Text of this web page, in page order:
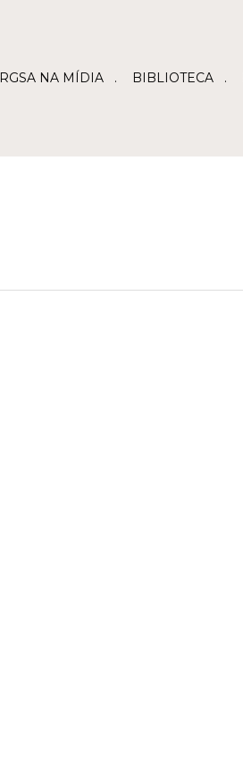
RGSA NA MÍDIA BIBLIOTECA